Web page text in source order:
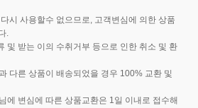
시 사용할수 없으므로, 고객변심에 의한 상품
.
및 받는 이의 수취거부 등으로 인한 취소 및 환
다른 상품이 배송되었을 경우 100% 교환 및
에 변심에 따른 상품교환은 1일 이내로 접수해